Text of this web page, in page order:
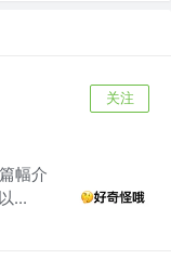
关注
幅介
...